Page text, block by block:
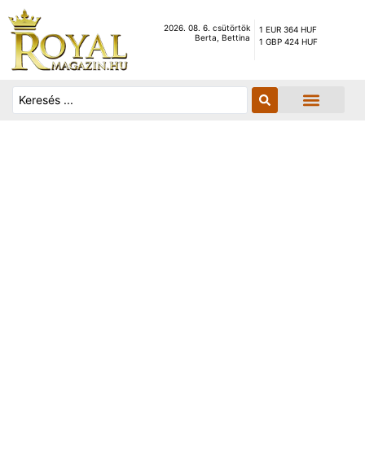
2026. 08. 6. csütörtök
Berta, Bettina
1 EUR 364 HUF
1 GBP 424 HUF